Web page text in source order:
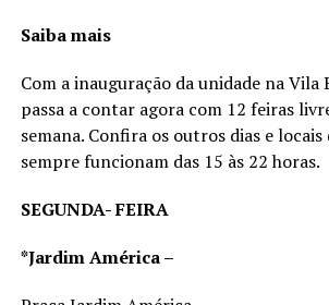
Saiba mais
Com a inauguração da unidade na Vila
passa a contar agora com 12 feiras
semana. Confira os outros dias e locais
sempre funcionam das 15 às 22 horas.
SEGUNDA- FEIRA
*Jardim América –